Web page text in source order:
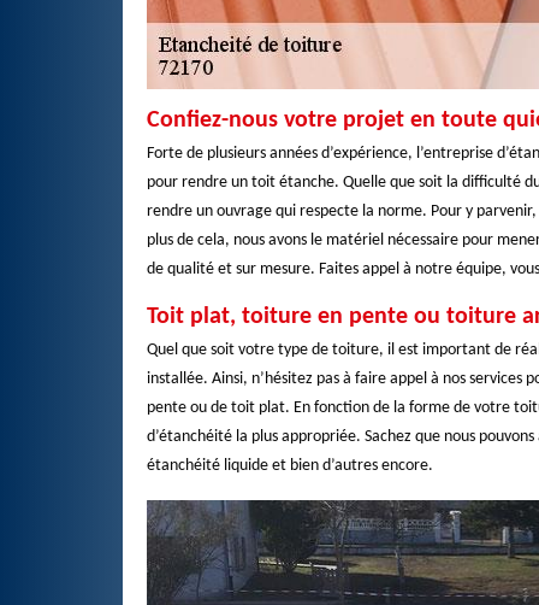
Confiez-nous votre projet en toute
Forte de plusieurs années d’expérience, l’entreprise
pour rendre un toit étanche. Quelle que soit la difficulté
rendre un ouvrage qui respecte la norme. Pour y
plus de cela, nous avons le matériel nécessaire pour
de qualité et sur mesure. Faites appel à notre équipe,
Toit plat, toiture en pente ou toiture
Quel que soit votre type de toiture, il est important de
installée. Ainsi, n’hésitez pas à faire appel à nos
pente ou de toit plat. En fonction de la forme de votre
d’étanchéité la plus appropriée. Sachez que nous
étanchéité liquide et bien d’autres encore.